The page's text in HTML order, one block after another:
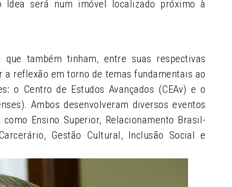
Idea será num imóvel localizado próximo à
também tinham, entre suas respectivas
reflexão em torno de temas fundamentais ao
o Centro de Estudos Avançados (CEAv) e o
Ambos desenvolveram diversos eventos
Ensino Superior, Relacionamento Brasil-
Gestão Cultural, Inclusão Social e